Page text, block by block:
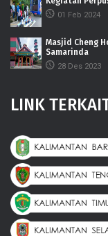
01 Feb 2024
Masjid Cheng
Samarinda
28 Des 2023
LINK